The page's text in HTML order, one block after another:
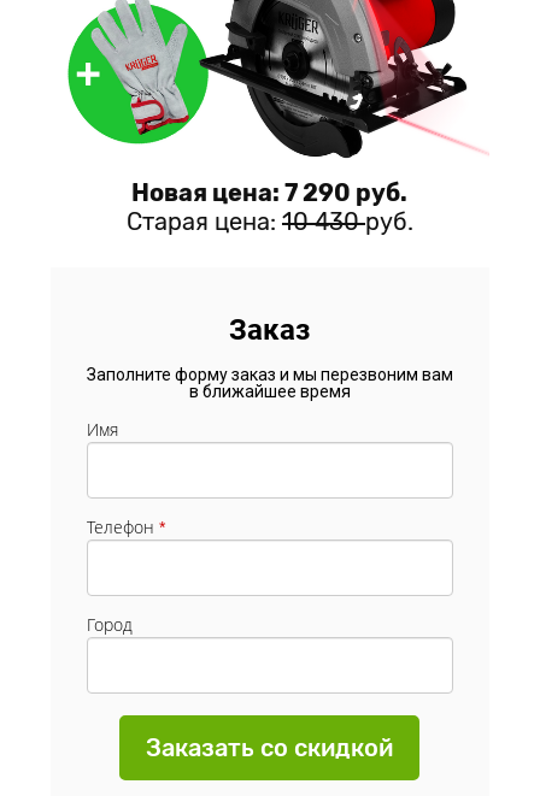
Новая цена: 7 290 руб.
Старая цена: 10 430руб.
Заказ
Заполните форму заказ и мы перезвоним вам
в ближайшее время
Имя
Телефон *
Город
Заказать со скидкой